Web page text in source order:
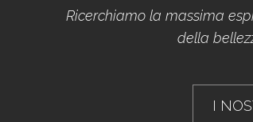
Ricerchiamo la massima
della
I